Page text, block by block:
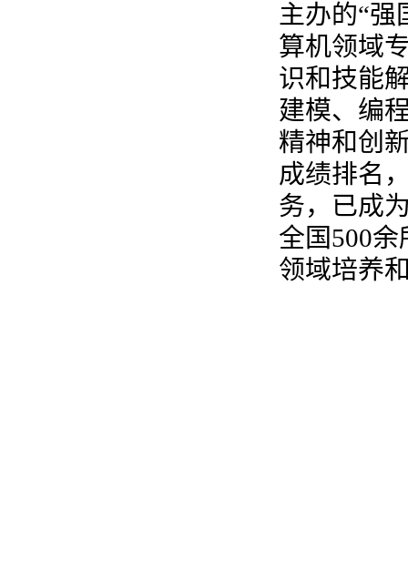
主办的“
算机领域
识和技能
建模、编
精神和创
成绩排名
务，已成
全国500
领域培养